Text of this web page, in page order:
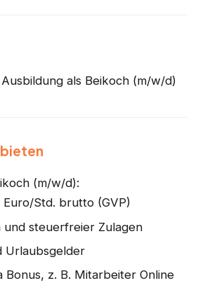
als Beikoch (m/w/d)
bieten
(m/w/d):
Euro/Std. brutto (GVP)
und steuerfreier Zulagen
Urlaubsgelder
z. B. Mitarbeiter Online